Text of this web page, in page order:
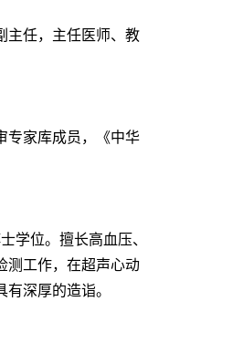
主任，主任医师、教
专家库成员，《中华
学位。擅长高血压、
测工作，在超声心动
深厚的造诣。